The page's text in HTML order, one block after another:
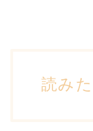
読み